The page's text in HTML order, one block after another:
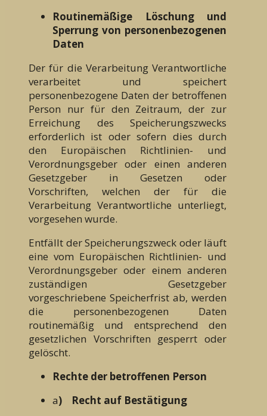
Routinemäßige Löschung und
Sperrung von personenbezogenen
Daten
Der für die Verarbeitung Verantwortliche
verarbeitet und speichert
personenbezogene Daten der betroffenen
Person nur für den Zeitraum, der zur
Erreichung des Speicherungszwecks
erforderlich ist oder sofern dies durch
den Europäischen Richtlinien- und
Verordnungsgeber oder einen anderen
Gesetzgeber in Gesetzen oder
Vorschriften, welchen der für die
Verarbeitung Verantwortliche unterliegt,
vorgesehen wurde.
Entfällt der Speicherungszweck oder läuft
eine vom Europäischen Richtlinien- und
Verordnungsgeber oder einem anderen
zuständigen Gesetzgeber
vorgeschriebene Speicherfrist ab, werden
die personenbezogenen Daten
routinemäßig und entsprechend den
gesetzlichen Vorschriften gesperrt oder
gelöscht.
Rechte der betroffenen Person
a) Recht auf Bestätigung